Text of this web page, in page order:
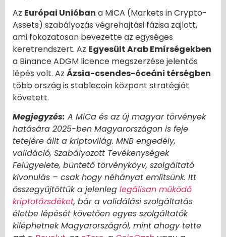
Az Európai Unióban a MiCA (Markets in Crypto-
Assets) szabályozás végrehajtási fázisa zajlott,
ami fokozatosan bevezette az egységes
keretrendszert. Az Egyesült Arab Emírségekben
a Binance ADGM licence megszerzése jelentős
lépés volt. Az Ázsia-csendes-óceáni térségben
több ország is stablecoin központ stratégiát
követett.
Megjegyzés: A MiCa és az új magyar törvények
hatására 2025-ben Magyarországon is feje
tetejére állt a kriptovilág. MNB engedély,
validáció, Szabályozott Tevékenységek
Felügyelete, büntető törvényköyv, szolgáltató
kivonulás – csak hogy néhányat említsünk. Itt
összegyűjtöttük a jelenleg legálisan működő
kriptotőzsdéket, bár a validálási szolgáltatás
életbe lépését követően egyes szolgáltatók
kiléphetnek Magyarországról, mint ahogy tette